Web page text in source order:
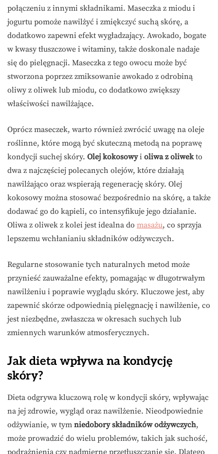
połączeniu z innymi składnikami. Maseczka z miodu i
jogurtu pomoże nawilżyć i zmiękczyć suchą skórę, a
dodatkowo zapewni efekt wygładzający. Awokado, bogate
w kwasy tłuszczowe i witaminy, także doskonale nadaje
się do pielęgnacji. Maseczka z tego owocu może być
stworzona poprzez zmiksowanie awokado z odrobiną
oliwy z oliwek lub miodu, co dodatkowo zwiększy
właściwości nawilżające.
Oprócz maseczek, warto również zwrócić uwagę na oleje
roślinne, które mogą być skuteczną metodą na poprawę
kondycji suchej skóry. Olej kokosowyi oliwa z oliwekto
dwa z najczęściej polecanych olejów, które działają
nawilżająco oraz wspierają regenerację skóry. Olej
kokosowy można stosować bezpośrednio na skórę, a także
dodawać go do kąpieli, co intensyfikuje jego działanie.
Oliwa z oliwek z kolei jest idealna do masażu, co sprzyja
lepszemu wchłanianiu składników odżywczych.
Regularne stosowanie tych naturalnych metod może
przynieść zauważalne efekty, pomagając w długotrwałym
nawilżeniu i poprawie wyglądu skóry. Kluczowe jest, aby
zapewnić skórze odpowiednią pielęgnację i nawilżenie, co
jest niezbędne, zwłaszcza w okresach suchych lub
zmiennych warunków atmosferycznych.
Jak dieta wpływa na kondycję
skóry?
Dieta odgrywa kluczową rolę w kondycji skóry, wpływając
na jej zdrowie, wygląd oraz nawilżenie. Nieodpowiednie
odżywianie, w tym niedobory składników odżywczych,
może prowadzić do wielu problemów, takich jak suchość,